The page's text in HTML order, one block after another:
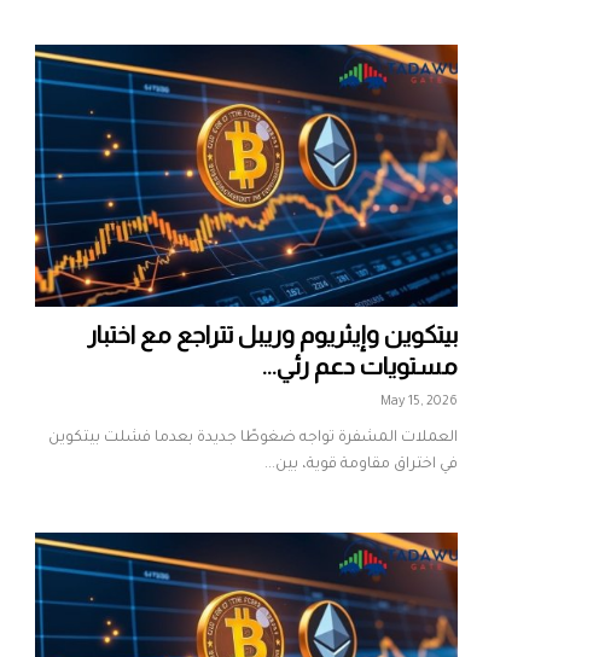
بيتكوين وإيثريوم وريبل تتراجع مع اختبار
مستويات دعم رئي...
May 15, 2026
العملات المشفرة تواجه ضغوطًا جديدة بعدما فشلت بيتكوين
في اختراق مقاومة قوية، بين...